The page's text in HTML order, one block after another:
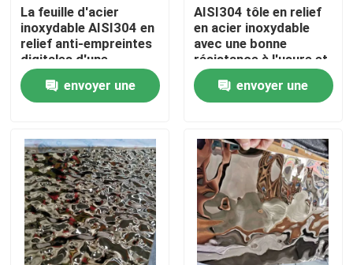
À la maison
Produits
Vidéos
À propos de nous
visite de l'usine
La feuille d'acier
inoxydable AISI304 en
relief anti-empreintes
digitales d'une
épaisseur de 0,4 à 3,0
mm pour les
applications
envoyer une
AISI304 tôle en relief
en acier inoxydable
avec une bonne
résistance à l'usure et
une surface en relief
pour applications
décoratives
envoyer une